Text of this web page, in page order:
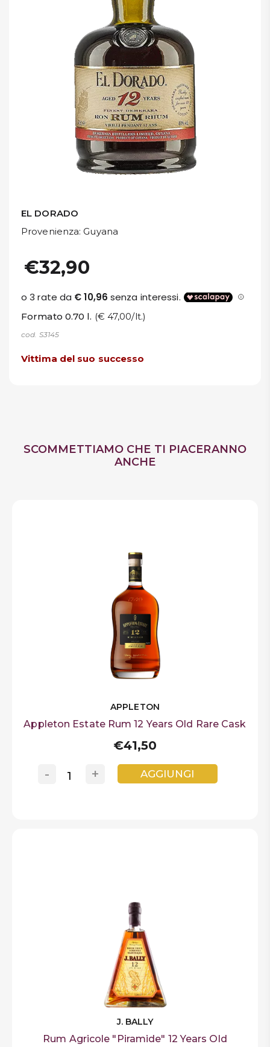
EL DORADO
Provenienza: Guyana
€32,90
Formato 0.70 l. (€ 47,00/lt.)
cod. S3145
Vittima del suo successo
SCOMMETTIAMO CHE TI PIACERANNO
ANCHE
APPLETON
Appleton Estate Rum 12 Years Old Rare Cask
€41,50
+
- AGGIUNGI
J. BALLY
Rum Agricole "Piramide" 12 Years Old